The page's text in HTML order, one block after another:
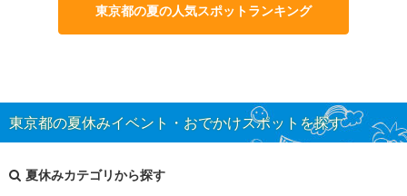
東京都の夏の人気スポットランキング
東京都の夏休みイベント・おでかけスポットを探す
夏休みカテゴリから探す